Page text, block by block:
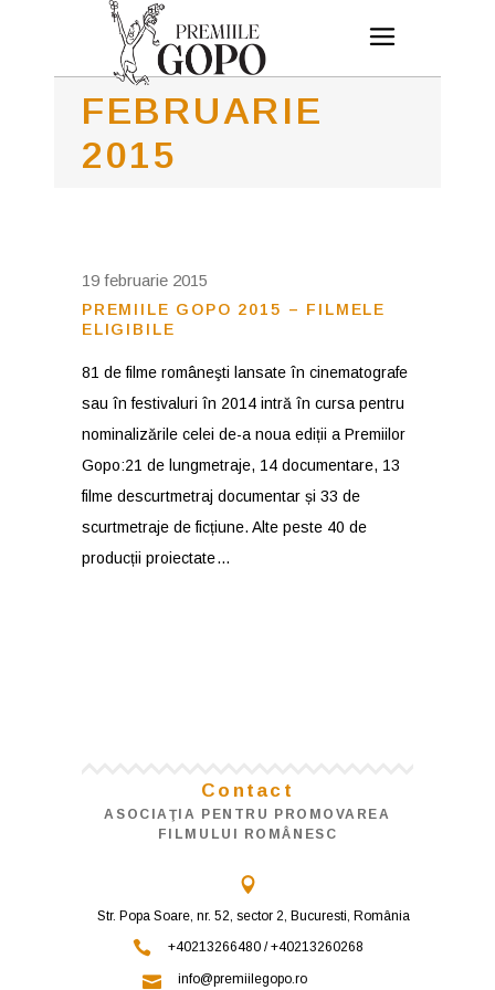
FEBRUARIE
2015
19 februarie 2015
PREMIILE GOPO 2015 – FILMELE
ELIGIBILE
81 de filme româneşti lansate în cinematografe
sau în festivaluri în 2014 intră în cursa pentru
nominalizările celei de-a noua ediții a Premiilor
Gopo:21 de lungmetraje, 14 documentare, 13
filme descurtmetraj documentar și 33 de
scurtmetraje de ficțiune. Alte peste 40 de
producții proiectate
Contact
ASOCIAŢIA PENTRU PROMOVAREA
FILMULUI ROMÂNESC
Str. Popa Soare, nr. 52, sector 2, Bucuresti, România
+40213266480 / +40213260268
info@premiilegopo.ro